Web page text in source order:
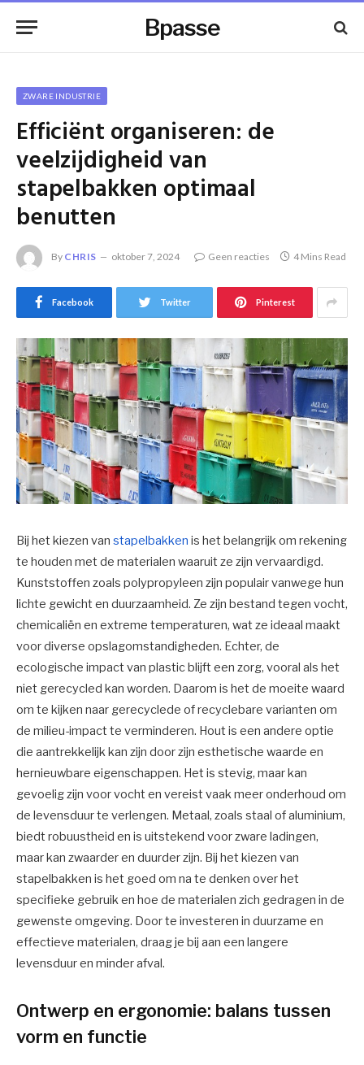
Bpasse
ZWARE INDUSTRIE
Efficiënt organiseren: de
veelzijdigheid van
stapelbakken optimaal
benutten
By CHRIS oktober 7, 2024 Geen reacties 4 Mins Read
Facebook Twitter Pinterest
Bij het kiezen van stapelbakken is het belangrijk om rekening
te houden met de materialen waaruit ze zijn vervaardigd.
Kunststoffen zoals polypropyleen zijn populair vanwege hun
lichte gewicht en duurzaamheid. Ze zijn bestand tegen vocht,
chemicaliën en extreme temperaturen, wat ze ideaal maakt
voor diverse opslagomstandigheden. Echter, de
ecologische impact van plastic blijft een zorg, vooral als het
niet gerecycled kan worden. Daarom is het de moeite waard
om te kijken naar gerecyclede of recyclebare varianten om
de milieu-impact te verminderen. Hout is een andere optie
die aantrekkelijk kan zijn door zijn esthetische waarde en
hernieuwbare eigenschappen. Het is stevig, maar kan
gevoelig zijn voor vocht en vereist vaak meer onderhoud om
de levensduur te verlengen. Metaal, zoals staal of aluminium,
biedt robuustheid en is uitstekend voor zware ladingen,
maar kan zwaarder en duurder zijn. Bij het kiezen van
stapelbakken is het goed om na te denken over het
specifieke gebruik en hoe de materialen zich gedragen in de
gewenste omgeving. Door te investeren in duurzame en
effectieve materialen, draag je bij aan een langere
levensduur en minder afval.
Ontwerp en ergonomie: balans tussen
vorm en functie